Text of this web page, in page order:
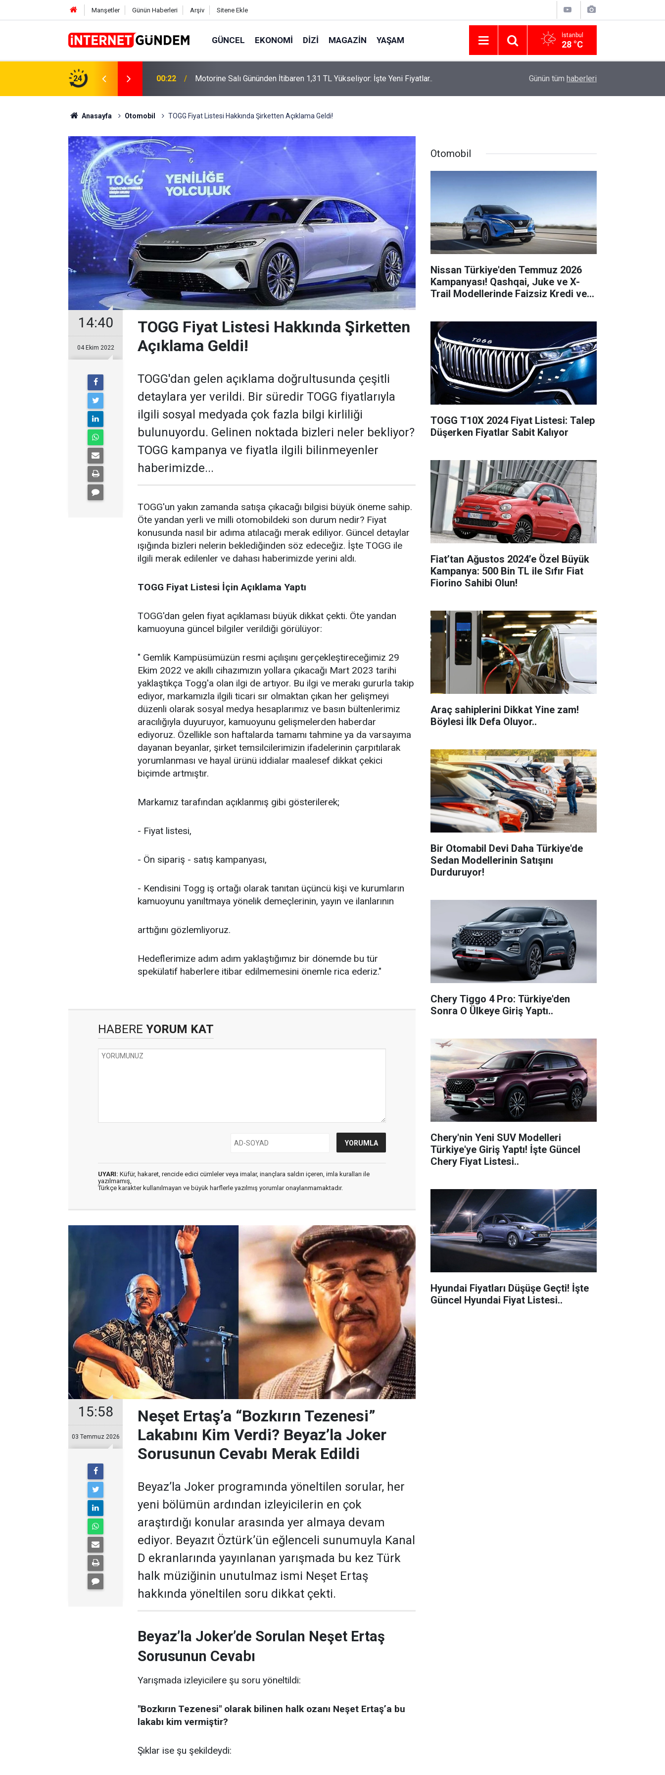
Manşetler Günün Haberleri Arşiv Sitene Ekle
GÜNCEL EKONOMI DIZI MAGAZIN YAŞAM İstanbul
28 °C
24
TL Yükseliyor: İşte Yeni Fiyatlar.. 15:58
Neşet Ertaş’a “Bozkırın Tezenesi” Lakabını Kim Verdi? Beyaz’la Joker
Sorusunun Cevabı Merak Edildi
Günün tüm haberleri
Anasayfa Otomobil TOGG Fiyat Listesi Hakkında Şirketten Açıklama Geldi!
14:40
04 Ekim 2022
TOGG Fiyat Listesi Hakkında Şirketten
Açıklama Geldi!
TOGG'dan gelen açıklama doğrultusunda çeşitli
detaylara yer verildi. Bir süredir TOGG fiyatlarıyla
ilgili sosyal medyada çok fazla bilgi kirliliği
bulunuyordu. Gelinen noktada bizleri neler bekliyor?
TOGG kampanya ve fiyatla ilgili bilinmeyenler
haberimizde...
TOGG'un yakın zamanda satışa çıkacağı bilgisi büyük öneme sahip.
Öte yandan yerli ve milli otomobildeki son durum nedir? Fiyat
konusunda nasıl bir adıma atılacağı merak ediliyor. Güncel detaylar
ışığında bizleri nelerin beklediğinden söz edeceğiz. İşte TOGG ile
ilgili merak edilenler ve dahası haberimizde yerini aldı.
TOGG Fiyat Listesi İçin Açıklama Yaptı
TOGG'dan gelen fiyat açıklaması büyük dikkat çekti. Öte yandan
kamuoyuna güncel bilgiler verildiği görülüyor:
" Gemlik Kampüsümüzün resmi açılışını gerçekleştireceğimiz 29
Ekim 2022 ve akıllı cihazımızın yollara çıkacağı Mart 2023 tarihi
yaklaştıkça Togg'a olan ilgi de artıyor. Bu ilgi ve merakı gururla takip
ediyor, markamızla ilgili ticari sır olmaktan çıkan her gelişmeyi
düzenli olarak sosyal medya hesaplarımız ve basın bültenlerimiz
aracılığıyla duyuruyor, kamuoyunu gelişmelerden haberdar
ediyoruz. Özellikle son haftalarda tamamı tahmine ya da varsayıma
dayanan beyanlar, şirket temsilcilerimizin ifadelerinin çarpıtılarak
yorumlanması ve hayal ürünü iddialar maalesef dikkat çekici
biçimde artmıştır.
Markamız tarafından açıklanmış gibi gösterilerek;
- Fiyat listesi,
- Ön sipariş - satış kampanyası,
- Kendisini Togg iş ortağı olarak tanıtan üçüncü kişi ve kurumların
kamuoyunu yanıltmaya yönelik demeçlerinin, yayın ve ilanlarının
arttığını gözlemliyoruz.
Hedeflerimize adım adım yaklaştığımız bir dönemde bu tür
spekülatif haberlere itibar edilmemesini önemle rica ederiz."
HABERE YORUM KAT
UYARI: Küfür, hakaret, rencide edici cümleler veya imalar, inançlara saldırı içeren, imla kuralları ile
yazılmamış,
Türkçe karakter kullanılmayan ve büyük harflerle yazılmış yorumlar onaylanmamaktadır.
15:58
03 Temmuz 2026
Neşet Ertaş’a “Bozkırın Tezenesi”
Lakabını Kim Verdi? Beyaz’la Joker
Sorusunun Cevabı Merak Edildi
Beyaz’la Joker programında yöneltilen sorular, her
yeni bölümün ardından izleyicilerin en çok
araştırdığı konular arasında yer almaya devam
ediyor. Beyazıt Öztürk’ün eğlenceli sunumuyla Kanal
D ekranlarında yayınlanan yarışmada bu kez Türk
halk müziğinin unutulmaz ismi Neşet Ertaş
hakkında yöneltilen soru dikkat çekti.
Beyaz’la Joker’de Sorulan Neşet Ertaş
Sorusunun Cevabı
Yarışmada izleyicilere şu soru yöneltildi:
"Bozkırın Tezenesi" olarak bilinen halk ozanı Neşet Ertaş’a bu
lakabı kim vermiştir?
Şıklar ise şu şekildeydi:
Otomobil
Nissan Türkiye'den Temmuz 2026
Kampanyası! Qashqai, Juke ve X-
Trail Modellerinde Faizsiz Kredi ve
TOGG T10X 2024 Fiyat Listesi: Talep
Düşerken Fiyatlar Sabit Kalıyor
Fiat’tan Ağustos 2024’e Özel Büyük
Kampanya: 500 Bin TL ile Sıfır Fiat
Fiorino Sahibi Olun!
Araç sahiplerini Dikkat Yine zam!
Böylesi İlk Defa Oluyor..
Bir Otomabil Devi Daha Türkiye'de
Sedan Modellerinin Satışını
Durduruyor!
Chery Tiggo 4 Pro: Türkiye'den
Sonra O Ülkeye Giriş Yaptı..
Chery'nin Yeni SUV Modelleri
Türkiye'ye Giriş Yaptı! İşte Güncel
Chery Fiyat Listesi..
Hyundai Fiyatları Düşüşe Geçti! İşte
Güncel Hyundai Fiyat Listesi..